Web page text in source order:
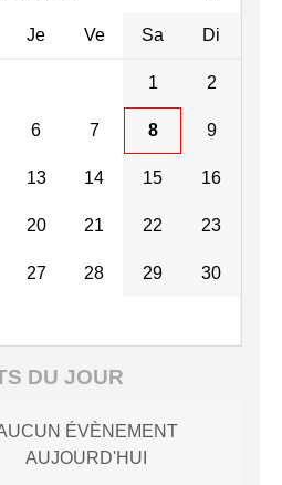
Je Ve Sa Di
1 2
6 7 8 9
13 14 15 16
20 21 22 23
27 28 29 30
DU JOUR
ÉVÈNEMENT
AUJOURD'HUI